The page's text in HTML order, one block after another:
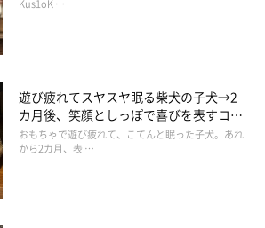
長！
Kus1oK …
遊び疲れてスヤスヤ眠る柴犬の子犬→2
カ月後、笑顔としっぽで喜びを表すコに
成長！
おもちゃで遊び疲れて、こてんと眠った子犬。あれ
から2カ月、表 …